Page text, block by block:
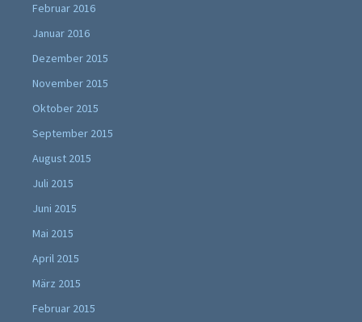
Februar 2016
Januar 2016
Dezember 2015
November 2015
Oktober 2015
September 2015
August 2015
Juli 2015
Juni 2015
Mai 2015
April 2015
März 2015
Februar 2015